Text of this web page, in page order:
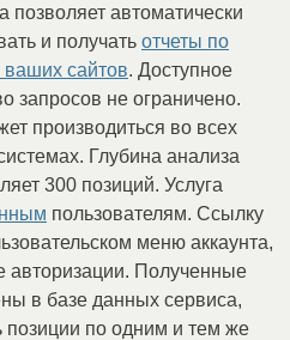
позволяет автоматически
и получать отчеты по
сайтов. Доступное
запросов не ограничено.
производиться во всех
Глубина анализа
300 позиций. Услуга
пользователям. Ссылку
меню аккаунта,
авторизации. Полученные
в базе данных сервиса,
позиции по одним и тем же